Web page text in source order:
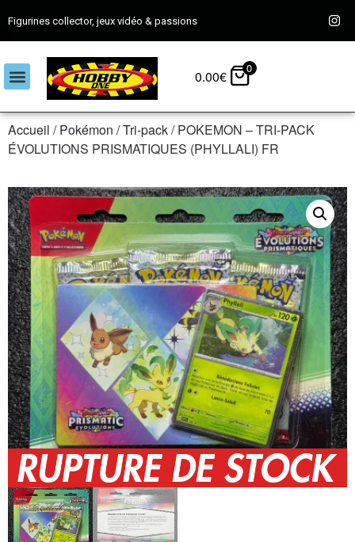
Figurines collector, jeux vidéo & passions
0.00€ 0
Accueil /Pokémon /Tri-pack/ POKEMON – TRI-PACK
ÉVOLUTIONS PRISMATIQUES (PHYLLALI) FR